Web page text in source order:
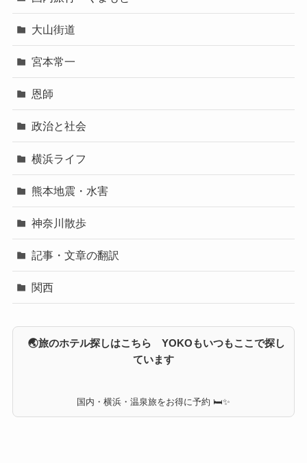
大山街道
宮本常一
恩師
政治と社会
横浜ライフ
熊本地震・水害
神奈川散歩
記事・文章の翻訳
関西
🌏旅のホテル探しはこちら YOKOもいつもここで探し
ています